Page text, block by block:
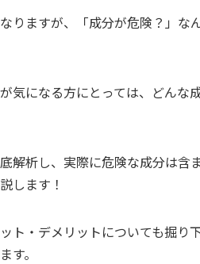
りますが、「成分が危険？」な
気になる方にとっては、どんな
解析し、実際に危険な成分は含
します！
ト・デメリットについても掘り
す。